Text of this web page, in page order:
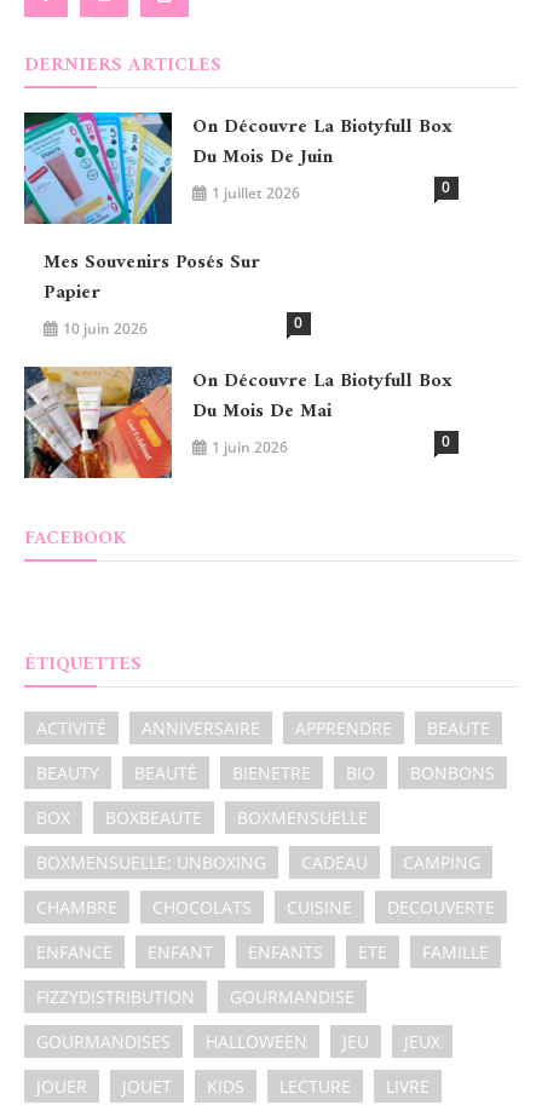
DERNIERS ARTICLES
On Découvre La Biotyfull Box
Du Mois De Juin
1 juillet 2026 0
Mes Souvenirs Posés Sur
Papier
10 juin 2026 0
On Découvre La Biotyfull Box
Du Mois De Mai
1 juin 2026 0
FACEBOOK
ÉTIQUETTES
ACTIVITÉ ANNIVERSAIRE APPRENDRE
BEAUTE
BEAUTY
BEAUTÉ BIENETRE BIO
BONBONS
BOX
BOXBEAUTE
BOXMENSUELLE
BOXMENSUELLE; UNBOXING
CADEAU
CAMPING
CHAMBRE
CHOCOLATS CUISINE
DECOUVERTE
ENFANCE
ENFANT ENFANTS ETE
FAMILLE
FIZZYDISTRIBUTION
GOURMANDISE
GOURMANDISES
HALLOWEEN JEU
JEUX
JOUER
JOUET KIDS LECTURE LIVRE